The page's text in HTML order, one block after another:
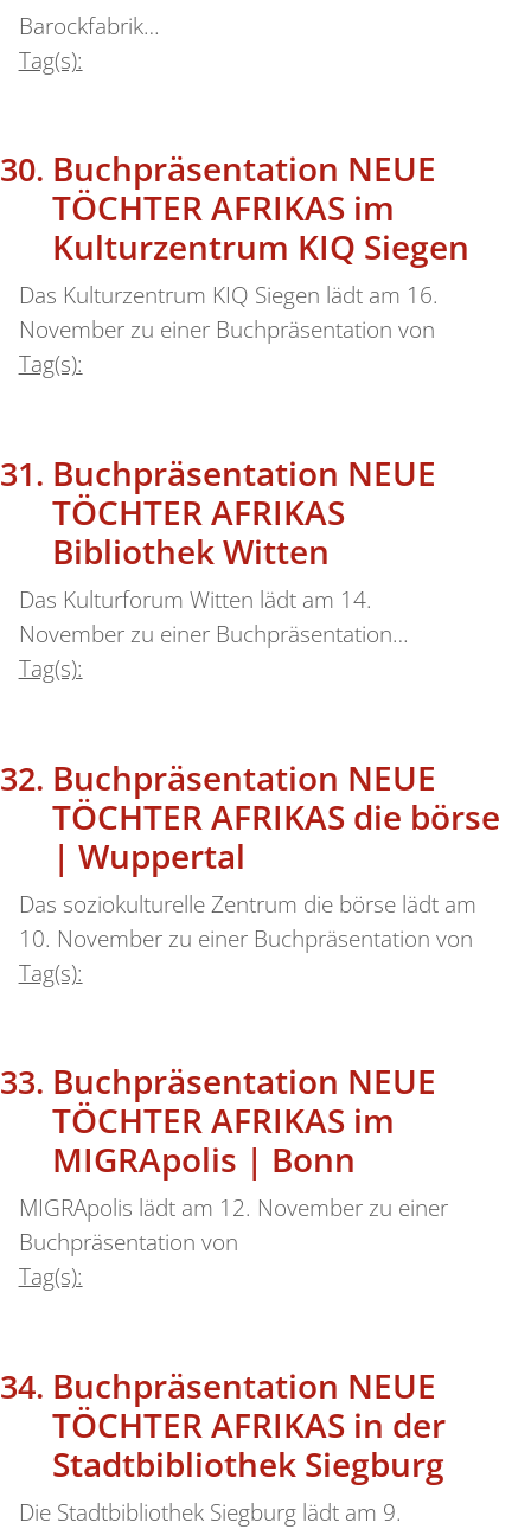
Barockfabrik…
Tag(s):
Buchpräsentation NEUE
TÖCHTER AFRIKAS im
Kulturzentrum KIQ Siegen
Das Kulturzentrum KIQ Siegen lädt am 16.
November zu einer Buchpräsentation von
Tag(s):
Buchpräsentation NEUE
TÖCHTER AFRIKAS
Bibliothek Witten
Das Kulturforum Witten lädt am 14.
November zu einer Buchpräsentation…
Tag(s):
Buchpräsentation NEUE
TÖCHTER AFRIKAS die börse
| Wuppertal
Das soziokulturelle Zentrum die börse lädt am
10. November zu einer Buchpräsentation von
Tag(s):
Buchpräsentation NEUE
TÖCHTER AFRIKAS im
MIGRApolis | Bonn
MIGRApolis lädt am 12. November zu einer
Buchpräsentation von
Tag(s):
Buchpräsentation NEUE
TÖCHTER AFRIKAS in der
Stadtbibliothek Siegburg
Die Stadtbibliothek Siegburg lädt am 9.